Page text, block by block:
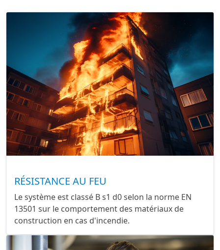
RÉSISTANCE AU FEU
Le système est classé B s1 d0 selon la norme EN
13501 sur le comportement des matériaux de
construction en cas d'incendie.